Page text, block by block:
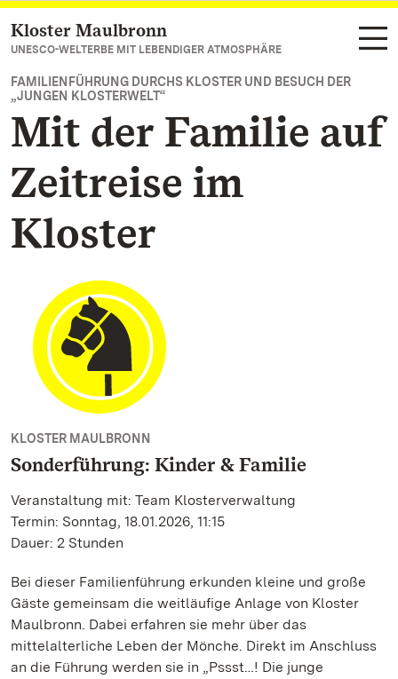
Zum Hauptinhalt springen
Kloster Maulbronn
UNESCO-WELTERBE MIT LEBENDIGER ATMOSPHÄRE
FAMILIENFÜHRUNG DURCHS KLOSTER UND BESUCH DER
„JUNGEN KLOSTERWELT“
Mit der Familie auf
Zeitreise im
Kloster
KLOSTER MAULBRONN
Sonderführung: Kinder & Familie
Veranstaltung mit: Team Klosterverwaltung
Termin: Sonntag, 18.01.2026, 11:15
Dauer: 2 Stunden
Bei dieser Familienführung erkunden kleine und große
Gäste gemeinsam die weitläufige Anlage von Kloster
Maulbronn. Dabei erfahren sie mehr über das
mittelalterliche Leben der Mönche. Direkt im Anschluss
an die Führung werden sie in „Pssst…! Die junge